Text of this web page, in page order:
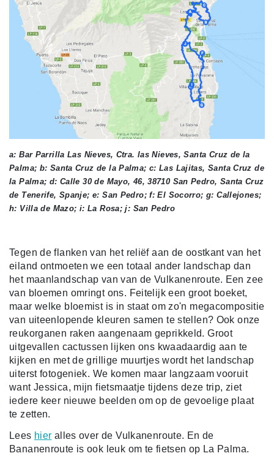
a: Bar Parrilla Las Nieves, Ctra. las Nieves, Santa Cruz de la
Palma; b: Santa Cruz de la Palma; c: Las Lajitas, Santa Cruz de
la Palma; d: Calle 30 de Mayo, 46, 38710 San Pedro, Santa Cruz
de Tenerife, Spanje; e: San Pedro; f: El Socorro; g: Callejones;
h: Villa de Mazo; i: La Rosa; j: San Pedro
Tegen de flanken van het reliëf aan de oostkant van het
eiland ontmoeten we een totaal ander landschap dan
het maanlandschap van van de Vulkanenroute. Een zee
van bloemen omringt ons. Feitelijk een groot boeket,
maar welke bloemist is in staat om zo'n megacompositie
van uiteenlopende kleuren samen te stellen? Ook onze
reukorganen raken aangenaam geprikkeld. Groot
uitgevallen cactussen lijken ons kwaadaardig aan te
kijken en met de grillige muurtjes wordt het landschap
uiterst fotogeniek. We komen maar langzaam vooruit
want Jessica, mijn fietsmaatje tijdens deze trip, ziet
iedere keer nieuwe beelden om op de gevoelige plaat
te zetten.
Lees hier alles over de Vulkanenroute. En de
Bananenroute is ook leuk om te fietsen op La Palma.